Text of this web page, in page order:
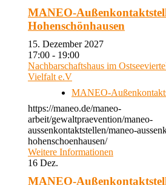
MANEO-
Hohenschönhausen
15. Dezember 2027
17:00 - 19:00
Nachbarschaftshaus im
Vielfalt e.V
MANEO-
https://maneo.de/maneo-
arbeit/gewaltpraevention/maneo-
aussenkontaktstellen/maneo-
hohenschoenhausen/
Weitere Informationen
16 Dez.
MANEO-